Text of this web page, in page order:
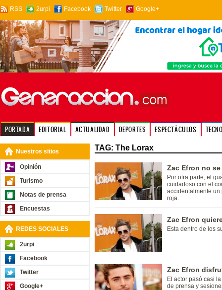
RSS 2urpi Facebook Twitter Google+
PORTADA EDITORIAL ACTUALIDAD DEPORTES ESPECTÁCULOS
Nuestros sitios
Opinión
Turismo
Notas de prensa
Encuestas
REDES SOCIALES
2urpi
Facebook
Twitter
Google+
TAG: The Lorax
Zac Efron no
Por otra parte, el
cuidadoso con el
accidentalmente
roja.
Zac Efron
Esta dentro de los
Zac Efron
El actor pasó casi
de prensa y